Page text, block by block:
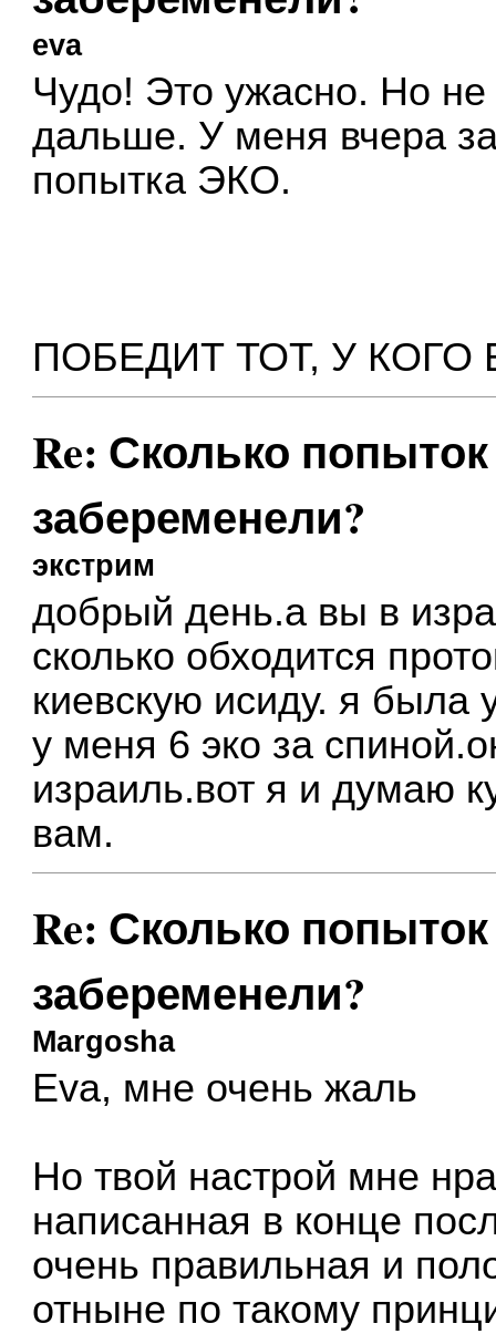
eva
Чудо! Это ужасно. Но
дальше. У меня вчера
попытка ЭКО.
ПОБЕДИТ ТОТ, У
Re: Сколько
забеременели?
экстрим
добрый день.а вы в
сколько обходится
киевскую исиду. я была
у меня 6 эко за
израиль.вот я и думаю
вам.
Re: Сколько
забеременели?
Margosha
Eva, мне очень жаль
Но твой настрой мне
написанная в конце
очень правильная и
отныне по такому